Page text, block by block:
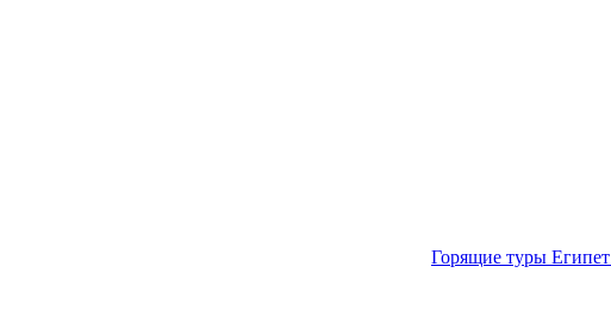
Горящие туры